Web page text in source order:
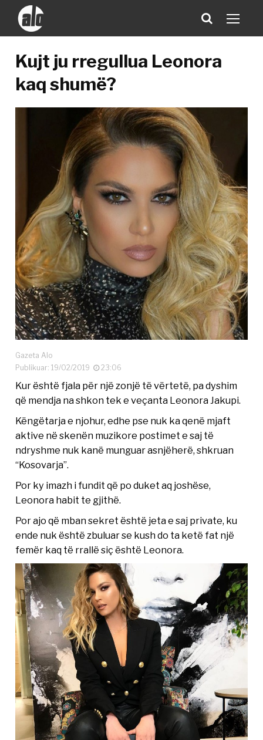
Kujt ju rregullua Leonora
kaq shumë?
Gazeta Alo
Publikuar: 19/02/2019
23:06
Kur është fjala për një zonjë të vërtetë, pa dyshim
që mendja na shkon tek e veçanta Leonora Jakupi.
Këngëtarja e njohur, edhe pse nuk ka qenë mjaft
aktive në skenën muzikore postimet e saj të
ndryshme nuk kanë munguar asnjëherë, shkruan
“Kosovarja”.
Por ky imazh i fundit që po duket aq joshëse,
Leonora habit te gjithë.
Por ajo që mban sekret është jeta e saj private, ku
ende nuk është zbuluar se kush do ta ketë fat një
femër kaq të rrallë siç është Leonora.